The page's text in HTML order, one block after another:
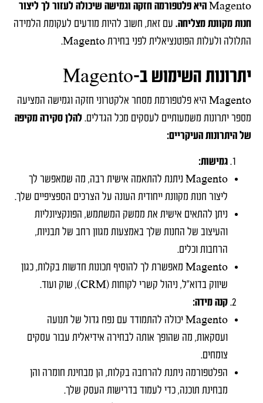
Magento היא פלטפורמה חזקה וגמישה שיכולה לעזור לך ליצור
חנות מקוונת מצליחה. עם זאת, חשוב להיות מודעים לעקומת הלמידה
התלולה ולעלות הפוטנציאלית לפני בחירת Magento.
יתרונות השימוש ב-Magento
Magento היא פלטפורמת מסחר אלקטרוני חזקה וגמישה המציעה
מספר יתרונות משמעותיים לעסקים מכל הגדלים. להלן סקירה מקיפה
של היתרונות העיקריים:
גמישות:
Magento ניתנת להתאמה אישית רבה, מה שמאפשר לך
ליצור חנות מקוונת ייחודית העונה על הצרכים הספציפיים שלך.
ניתן להתאים אישית את ממשק המשתמש, הפונקציונליות
והעיצוב של החנות שלך באמצעות מגוון רחב של תבניות,
הרחבות וכלים.
Magento מאפשרת לך להוסיף תכונות חדשות בקלות, כגון
שיווק בדוא"ל, ניהול קשרי לקוחות (CRM), שוק ועוד.
קנה מידה:
Magento יכולה להתמודד עם נפח גדול של תנועה
ועסקאות, מה שהופך אותה לבחירה אידיאלית עבור עסקים
צומחים.
הפלטפורמה ניתנת להרחבה בקלות, הן מבחינת חומרה והן
מבחינת תוכנה, כדי לעמוד בדרישות העסק שלך.